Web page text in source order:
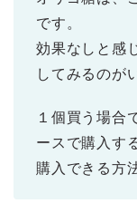
です。
効果なしと感
してみるのが
１個買う場合
ースで購入す
購入できる方